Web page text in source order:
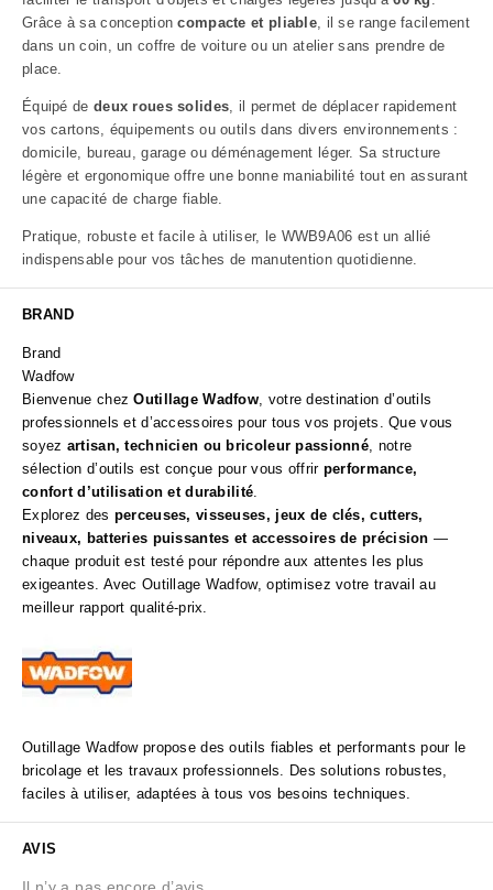
Grâce à sa conceptioncompacte et pliable, il se range facilement
dans un coin, un coffre de voiture ou un atelier sans prendre de
place.
Équipé de deux roues solides, il permet de déplacer rapidement
vos cartons, équipements ou outils dans divers environnements :
domicile, bureau, garage ou déménagement léger. Sa structure
légère et ergonomique offre une bonne maniabilité tout en assurant
une capacité de charge fiable.
Pratique, robuste et facile à utiliser, le WWB9A06 est un allié
indispensable pour vos tâches de manutention quotidienne.
BRAND
Brand
Wadfow
Bienvenue chezOutillage Wadfow, votre destination d’outils
professionnels et d’accessoires pour tous vos projets. Que vous
soyez artisan, technicien ou bricoleur passionné, notre
sélection d’outils est conçue pour vous offrir performance,
confort d’utilisation et durabilité.
Explorez des perceuses, visseuses, jeux de clés, cutters,
niveaux, batteries puissantes et accessoires de précision —
chaque produit est testé pour répondre aux attentes les plus
exigeantes. Avec Outillage Wadfow, optimisez votre travail au
meilleur rapport qualité‑prix.
Outillage Wadfow propose des outils fiables et performants pour le
bricolage et les travaux professionnels. Des solutions robustes,
faciles à utiliser, adaptées à tous vos besoins techniques.
AVIS